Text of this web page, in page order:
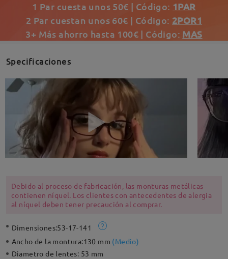
1 Par cuesta unos 50€ | Código: 1PAR
2 Par cuestan unos 60€ | Código: 2POR1
3+ Más ahorro hasta 100€ | Código: MAS
Specificaciones
Debido al proceso de fabricación, las monturas metálicas
contienen níquel. Los clientes con antecedentes de alergia
al níquel deben tener precaución al comprar.
Dimensiones:53-17-141
Ancho de la montura:130 mm (Medio)
Diametro de lentes: 53 mm